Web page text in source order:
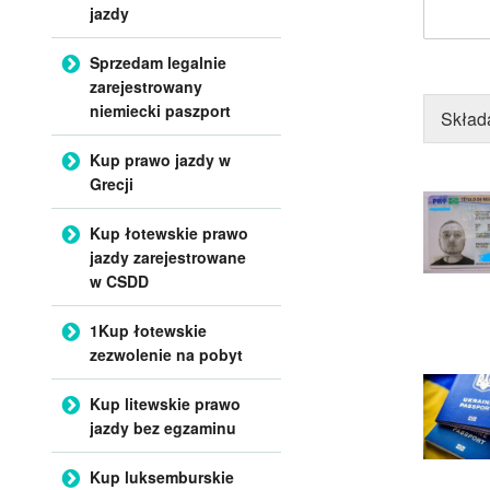
jazdy
Sprzedam legalnie
zarejestrowany
niemiecki paszport
Kup prawo jazdy w
Grecji
Kup łotewskie prawo
jazdy zarejestrowane
w CSDD
1Kup łotewskie
zezwolenie na pobyt
Kup litewskie prawo
jazdy bez egzaminu
Kup luksemburskie